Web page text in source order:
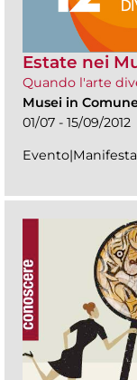
Estate nei
Quando l'arte
Musei in
01/07 - 15/09/2012